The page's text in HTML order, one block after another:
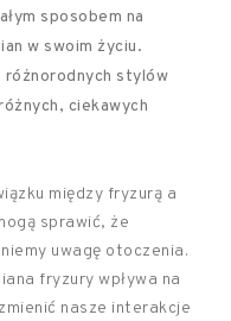
sposobem na
w swoim życiu.
stylów
ciekawych
między fryzurą a
sprawić, że
uwagę otoczenia.
fryzury wpływa na
nasze interakcje